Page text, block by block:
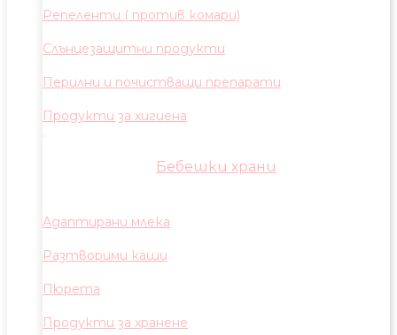
Репеленти ( против комари)
Слънцезащитни продукти
Перилни и почистващи препарати
Продукти за хигиена
Бебешки храни
Адаптирани млека
Разтворими каши
Пюрета
Продукти за хранене